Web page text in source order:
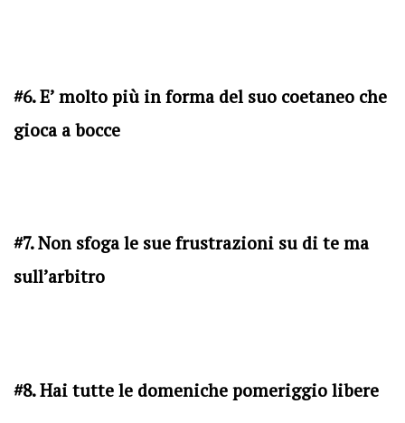
#6. E’ molto più in forma del suo coetaneo che
gioca a bocce
#7. Non sfoga le sue frustrazioni su di te ma
sull’arbitro
#8. Hai tutte le domeniche pomeriggio libere